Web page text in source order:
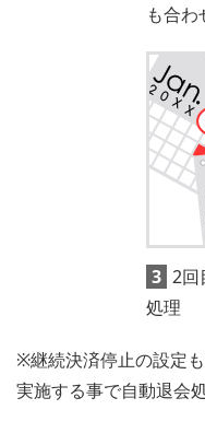
も合わ
32回目以降自動で決済
処理
※継続決済停止の設定
実施する事で自動退会